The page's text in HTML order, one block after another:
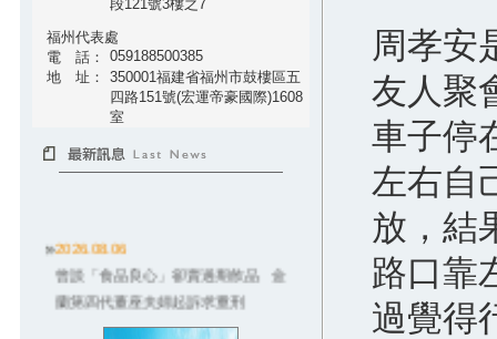
段121號3樓之7
福州代表處
電 話：
059188500385
地 址：
350001福建省福州市鼓樓區五
四路151號(宏運帝豪國際)1608
室
2026.08.06
曾談「食品良心」卻賣過期飲品 金
蘭第四代董座夫婦起訴求重刑
2026.08.06
周孝安
友人聚
車子停
左右自
放，結
路口靠
過覺得